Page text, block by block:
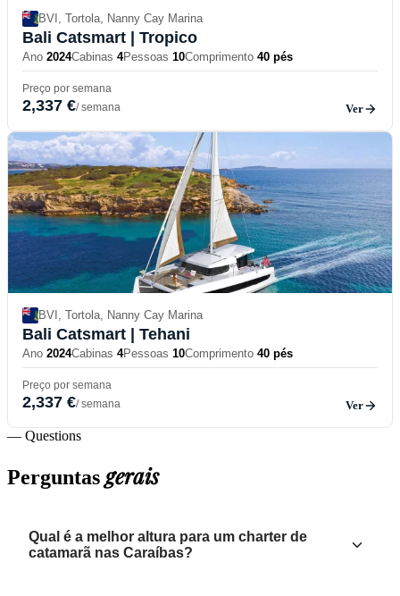
BVI, Tortola, Nanny Cay Marina
Bali Catsmart | Tropico
Ano 2024Cabinas 4Pessoas 10Comprimento 40 pés
Preço por semana
2,337 €/ semana Ver
BVI, Tortola, Nanny Cay Marina
Bali Catsmart | Tehani
Ano 2024Cabinas 4Pessoas 10Comprimento 40 pés
Preço por semana
2,337 €/ semana Ver
— Questions
Perguntasgerais
Qual é a melhor altura para um charter de
catamarã nas Caraíbas?